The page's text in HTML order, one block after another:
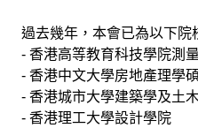
過去幾年，本會已為以下院
- 香港高等教育科技學院測
- 香港中文大學房地產理學
- 香港城市大學建築學及土
- 香港理工大學設計學院